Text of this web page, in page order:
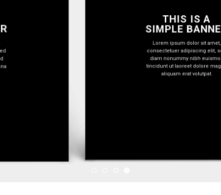
SIMPLE BANNER
Lorem ipsum dolor sit amet,
consectetuer adipiscing elit, sed
diam nonummy nibh euismod
tincidunt ut laoreet dolore magna